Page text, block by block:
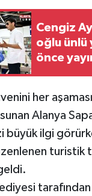
Cengiz
oğlu ünlü
önce
her
Alanya
büyük ilgi
turistik